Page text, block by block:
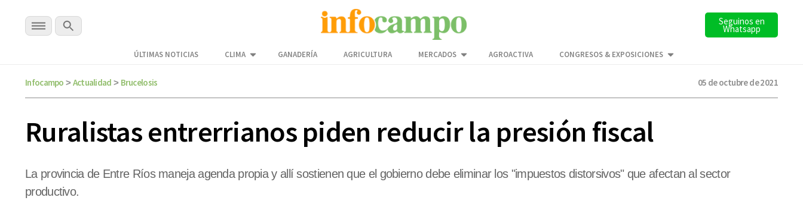
Seguinos en
Whatsapp
ÚLTIMAS NOTICIAS CLIMA GANADERÍA AGRICULTURA MERCADOS AGROACTIVA CONGRESOS & EXPOSICIONES
Infocampo > Actualidad > Brucelosis 05 de octubre de 2021
Ruralistas entrerrianos piden reducir la presión fiscal
La provincia de Entre Ríos maneja agenda propia y allí sostienen que el gobierno debe eliminar los "impuestos distorsivos" que afectan al sector
productivo.